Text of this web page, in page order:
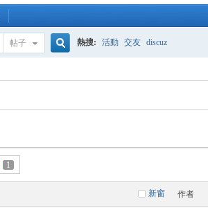
帖子 熱搜: 活動 交友 discuz
1
新窗 作者